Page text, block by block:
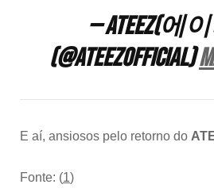
— ATEEZ(에
(@ATEEZofficial)
E aí, ansiosos pelo retorno do
Fonte: (1)